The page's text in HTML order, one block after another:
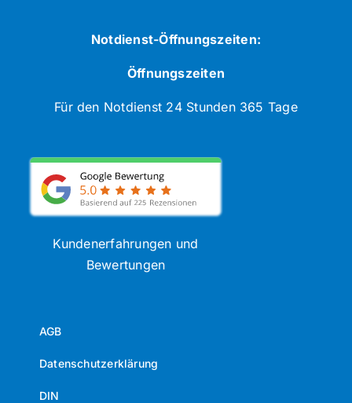
Notdienst-Öffnungszeiten:
Öffnungszeiten
Für den Notdienst 24 Stunden 365 Tage
Kundenerfahrungen und
Bewertungen
AGB
Datenschutzerklärung
DIN